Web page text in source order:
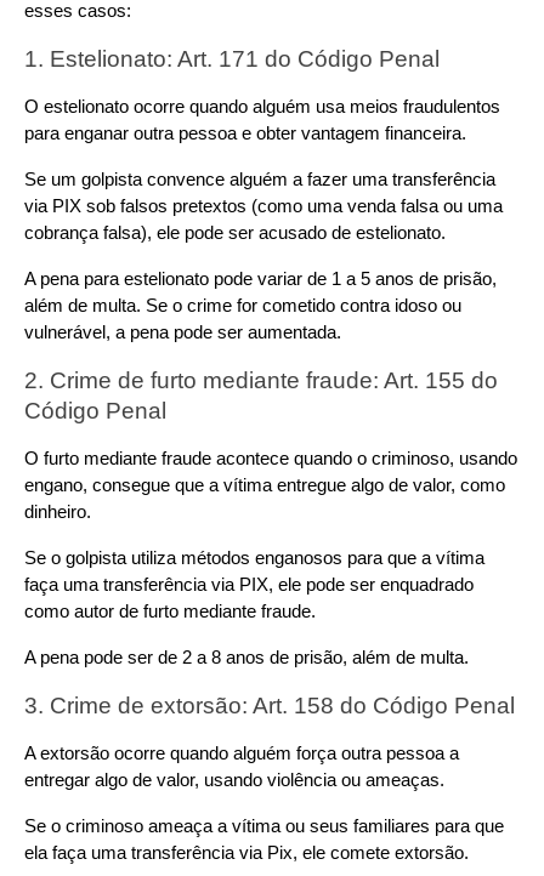
esses casos:
1. Estelionato: Art. 171 do Código Penal
O estelionato ocorre quando alguém usa meios fraudulentos
para enganar outra pessoa e obter vantagem financeira.
Se um golpista convence alguém a fazer uma transferência
via PIX sob falsos pretextos (como uma venda falsa ou uma
cobrança falsa), ele pode ser acusado de estelionato.
A pena para estelionato pode variar de 1 a 5 anos de prisão,
além de multa. Se o crime for cometido contra idoso ou
vulnerável, a pena pode ser aumentada.
2. Crime de furto mediante fraude: Art. 155 do
Código Penal
O furto mediante fraude acontece quando o criminoso, usando
engano, consegue que a vítima entregue algo de valor, como
dinheiro.
Se o golpista utiliza métodos enganosos para que a vítima
faça uma transferência via PIX, ele pode ser enquadrado
como autor de furto mediante fraude.
A pena pode ser de 2 a 8 anos de prisão, além de multa.
3. Crime de extorsão: Art. 158 do Código Penal
A extorsão ocorre quando alguém força outra pessoa a
entregar algo de valor, usando violência ou ameaças.
Se o criminoso ameaça a vítima ou seus familiares para que
ela faça uma transferência via Pix, ele comete extorsão.